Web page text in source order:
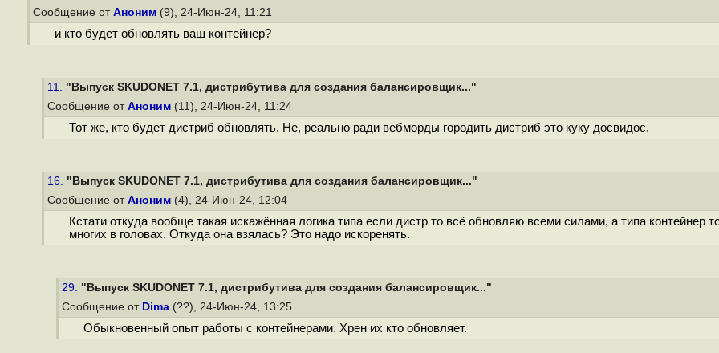
Сообщение от Аноним (9), 24-Июн-24, 11:21
и кто будет обновлять ваш контейнер?
11. "Выпуск SKUDONET 7.1, дистрибутива для создания балансировщик..."
Сообщение от Аноним (11), 24-Июн-24, 11:24
Тот же, кто будет дистриб обновлять. Не, реально ради вебморды городить дистриб это куку досвидос.
16. "Выпуск SKUDONET 7.1, дистрибутива для создания балансировщик..."
Сообщение от Аноним (4), 24-Июн-24, 12:04
Кстати откуда вообще такая искажённая логика типа если дистр то всё обновляю всеми силами, а типа контейнер
многих в головах. Откуда она взялась? Это надо искоренять.
29. "Выпуск SKUDONET 7.1, дистрибутива для создания балансировщик..."
Сообщение от Dima (??), 24-Июн-24, 13:25
Обыкновенный опыт работы с контейнерами. Хрен их кто обновляет.